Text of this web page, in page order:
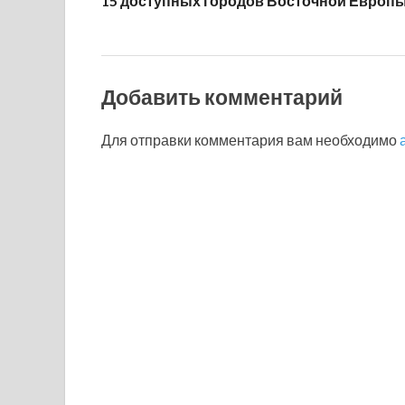
Добавить комментарий
Для отправки комментария вам необходимо